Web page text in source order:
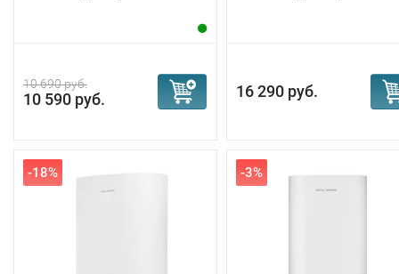
10 690 руб.
10 590 руб. 16 290 руб.
-18% -3%